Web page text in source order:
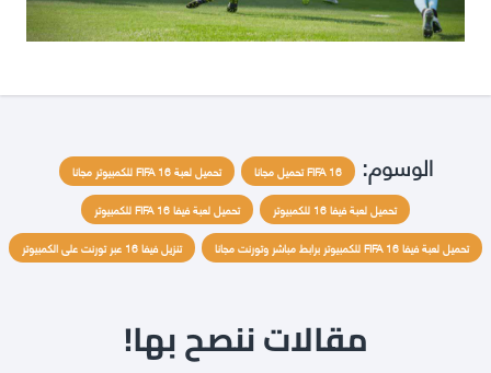
الوسوم: FIFA 16 تحميل مجانا
تحميل لعبة FIFA 16 للكمبيوتر مجانا
تحميل لعبة فيفا 16 للكمبيوتر
تحميل لعبة فيفا FIFA 16 للكمبيوتر
تحميل لعبة فيفا FIFA 16 للكمبيوتر برابط مباشر وتورنت مجانا
تنزيل فيفا 16 عبر تورنت على الكمبيوتر
مقالات ننصح بها!